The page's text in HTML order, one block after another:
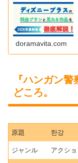
doramavita.com
『ハンガン
どころ。
原題 한강
ジャンル アクシ